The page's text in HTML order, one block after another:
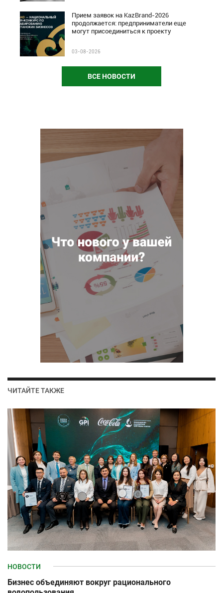
Прием заявок на KazBrand-2026
продолжается: предприниматели еще
могут присоединиться к проекту
03-08-2026
ВСЕ НОВОСТИ
ЧИТАЙТЕ ТАКЖЕ
НОВОСТИ
Бизнес объединяют вокруг рационального